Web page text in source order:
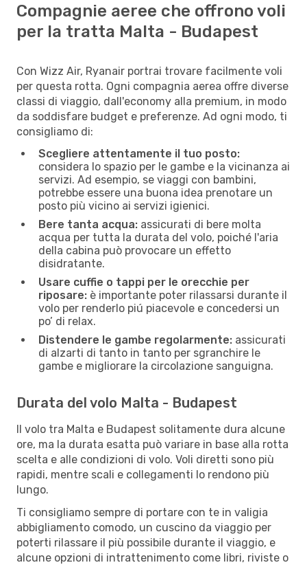
Compagnie aeree che offrono voli
per la tratta Malta - Budapest
Con Wizz Air, Ryanair portrai trovare facilmente voli
per questa rotta. Ogni compagnia aerea offre diverse
classi di viaggio, dall'economy alla premium, in modo
da soddisfare budget e preferenze. Ad ogni modo, ti
consigliamo di:
Scegliere attentamente il tuo posto:
considera lo spazio per le gambe e la vicinanza ai
servizi. Ad esempio, se viaggi con bambini,
potrebbe essere una buona idea prenotare un
posto più vicino ai servizi igienici.
Bere tanta acqua: assicurati di bere molta
acqua per tutta la durata del volo, poiché l'aria
della cabina può provocare un effetto
disidratante.
Usare cuffie o tappi per le orecchie per
riposare: è importante poter rilassarsi durante il
volo per renderlo piú piacevole e concedersi un
po’ di relax.
Distendere le gambe regolarmente: assicurati
di alzarti di tanto in tanto per sgranchire le
gambe e migliorare la circolazione sanguigna.
Durata del volo Malta - Budapest
Il volo tra Malta e Budapest solitamente dura alcune
ore, ma la durata esatta può variare in base alla rotta
scelta e alle condizioni di volo. Voli diretti sono più
rapidi, mentre scali e collegamenti lo rendono più
lungo.
Ti consigliamo sempre di portare con te in valigia
abbigliamento comodo, un cuscino da viaggio per
poterti rilassare il più possibile durante il viaggio, e
alcune opzioni di intrattenimento come libri, riviste o